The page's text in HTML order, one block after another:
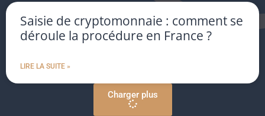
Saisie de cryptomonnaie : comment se
déroule la procédure en France ?
LIRE LA SUITE »
Charger plus